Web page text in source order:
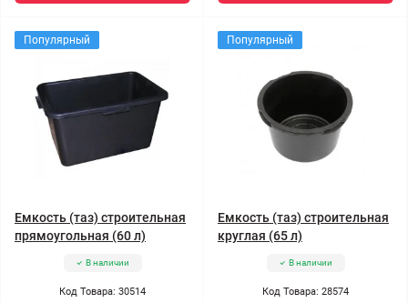
Популярный
Емкость (таз) строительная
прямоугольная (60 л)
В наличии
Код Товара: 30514
Популярный
Емкость (таз) строительная
круглая (65 л)
В наличии
Код Товара: 28574